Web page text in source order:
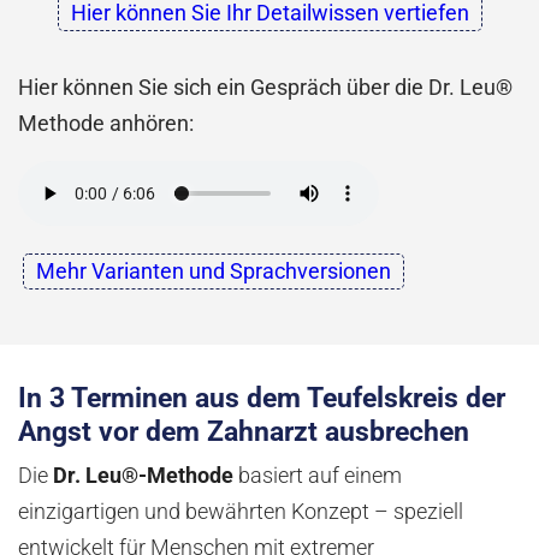
Hier können Sie Ihr Detailwissen vertiefen
Hier können Sie sich ein Gespräch über die Dr. Leu®
Methode anhören:
Mehr Varianten und Sprachversionen
In 3 Terminen aus dem Teufelskreis der
Angst vor dem Zahnarzt ausbrechen
Die Dr. Leu®-Methode basiert auf einem
einzigartigen und bewährten Konzept – speziell
entwickelt für Menschen mit extremer